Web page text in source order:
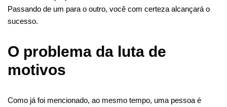
Passando de um para o outro, você com certeza alcançará o
sucesso.
O problema da luta de
motivos
Como já foi mencionado, ao mesmo tempo, uma pessoa é